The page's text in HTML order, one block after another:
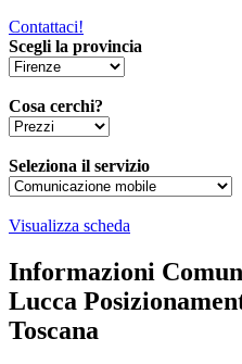
Contattaci!
Scegli la provincia
Cosa cerchi?
Seleziona il servizio
Visualizza scheda
Informazioni
Lucca
Toscana